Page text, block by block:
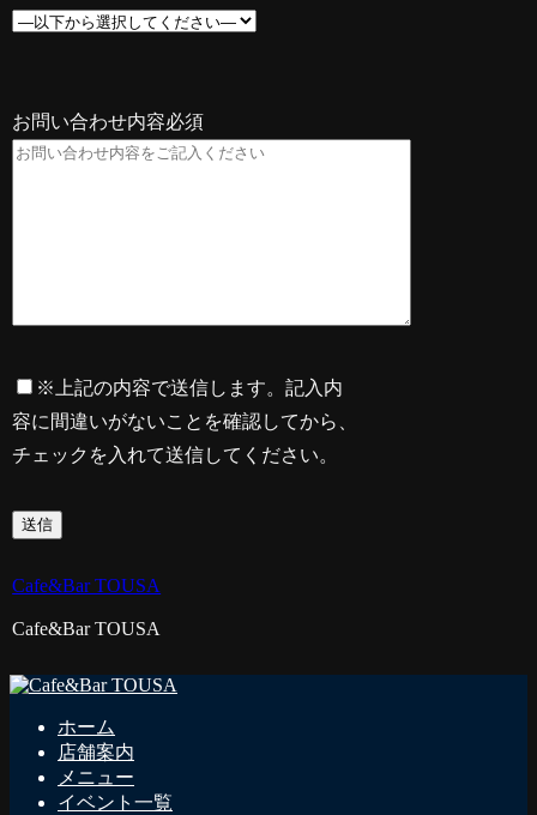
お問い合わせ内容必須
※上記の内容で送信します。記入内
容に間違いがないことを確認してから、
チェックを入れて送信してください。
Cafe&Bar TOUSA
Cafe&Bar TOUSA
ホーム
店舗案内
メニュー
イベント一覧